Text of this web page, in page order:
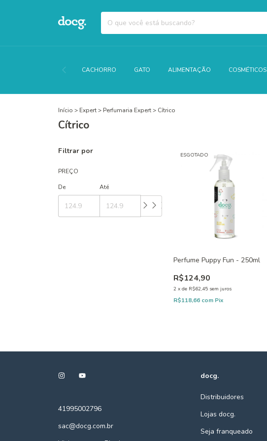
CACHORRO GATO ALIMENTAÇÃO COSMÉTICOS
Início > Expert> Perfumaria Expert> Cítrico
Cítrico
Filtrar por
PREÇO
De
Até
ESGOTADO
Perfume Puppy Fun - 250ml
R$124,90
2 xde R$62,45 sem juros
R$118,66 com Pix
41995002796
sac@docg.com.br
docg.
Distribuidores
Lojas docg.
Seja franqueado